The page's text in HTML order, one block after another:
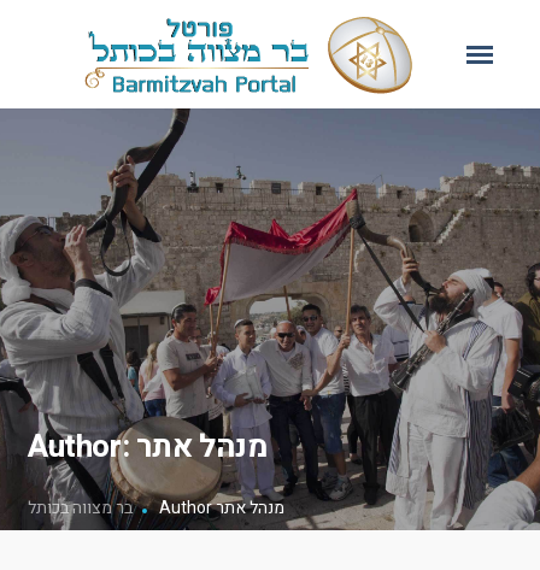
Author: מנהל אתר
בר מצווה בכותל Author מנהל אתר